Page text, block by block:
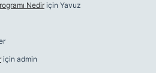
Nedir için Yavuz
için admin